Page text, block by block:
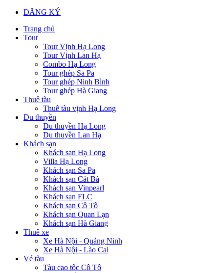
ĐĂNG KÝ
Trang chủ
Tour
Tour Vịnh Hạ Long
Tour Vịnh Lan Hạ
Combo Hạ Long
Tour ghép Sa Pa
Tour ghép Ninh Bình
Tour ghép Hà Giang
Thuê tàu
Thuê tàu vịnh Hạ Long
Du thuyền
Du thuyền Hạ Long
Du thuyền Lan Hạ
Khách sạn
Khách sạn Hạ Long
Villa Hạ Long
Khách sạn Sa Pa
Khách sạn Cát Bà
Khách sạn Vinpearl
Khách sạn FLC
Khách sạn Cô Tô
Khách sạn Quan Lạn
Khách sạn Hà Giang
Thuê xe
Xe Hà Nội - Quảng Ninh
Xe Hà Nội - Lào Cai
Vé tàu
Tàu cao tốc Cô Tô